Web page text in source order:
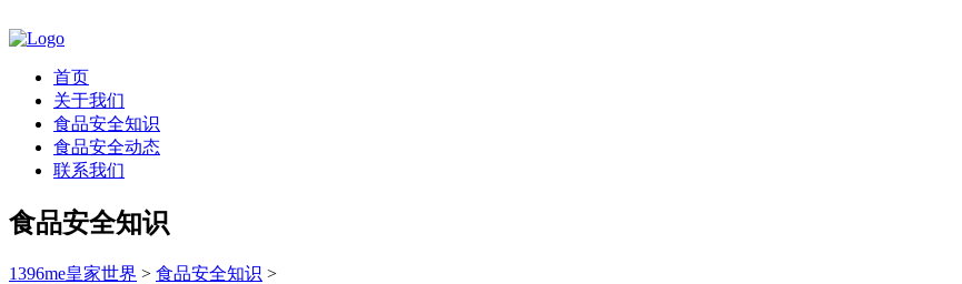
首页
关于我们
食品安全知识
食品安全动态
联系我们
食品安全知识
1396me皇家世界 > 食品安全知识 >